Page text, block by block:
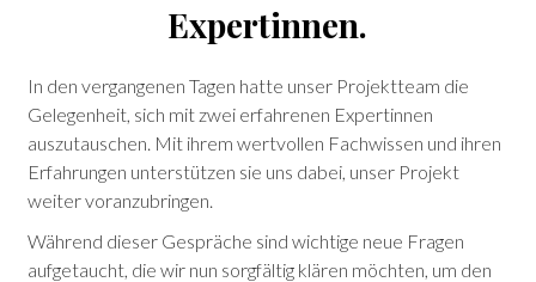
Expertinnen.
In den vergangenen Tagen hatte unser Projektteam die
Gelegenheit, sich mit zwei erfahrenen Expertinnen
auszutauschen. Mit ihrem wertvollen Fachwissen und ihren
Erfahrungen unterstützen sie uns dabei, unser Projekt
weiter voranzubringen.
Während dieser Gespräche sind wichtige neue Fragen
aufgetaucht, die wir nun sorgfältig klären möchten, um den